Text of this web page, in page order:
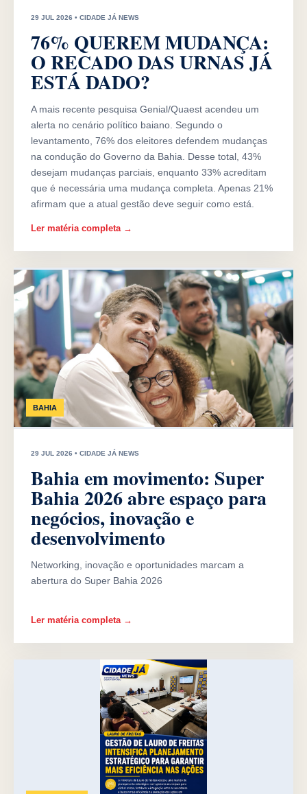
29 JUL 2026 • CIDADE JÁ NEWS
76% QUEREM MUDANÇA:
O RECADO DAS URNAS JÁ
ESTÁ DADO?
A mais recente pesquisa Genial/Quaest acendeu um
alerta no cenário político baiano. Segundo o
levantamento, 76% dos eleitores defendem mudanças
na condução do Governo da Bahia. Desse total, 43%
desejam mudanças parciais, enquanto 33% acreditam
que é necessária uma mudança completa. Apenas 21%
afirmam que a atual gestão deve seguir como está.
Ler matéria completa →
BAHIA
29 JUL 2026 • CIDADE JÁ NEWS
Bahia em movimento: Super
Bahia 2026 abre espaço para
negócios, inovação e
desenvolvimento
Networking, inovação e oportunidades marcam a
abertura do Super Bahia 2026
Ler matéria completa →